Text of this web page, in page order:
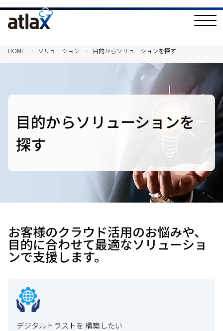
T
o
N
g
o
HOME ソリューション 目的からソリューションを探す
目的からソリューションを
探す
お客様のクラウド活用のお悩みや、
目的に合わせて最適なソリューショ
ンで支援します。
デジタルトラストを 構築したい